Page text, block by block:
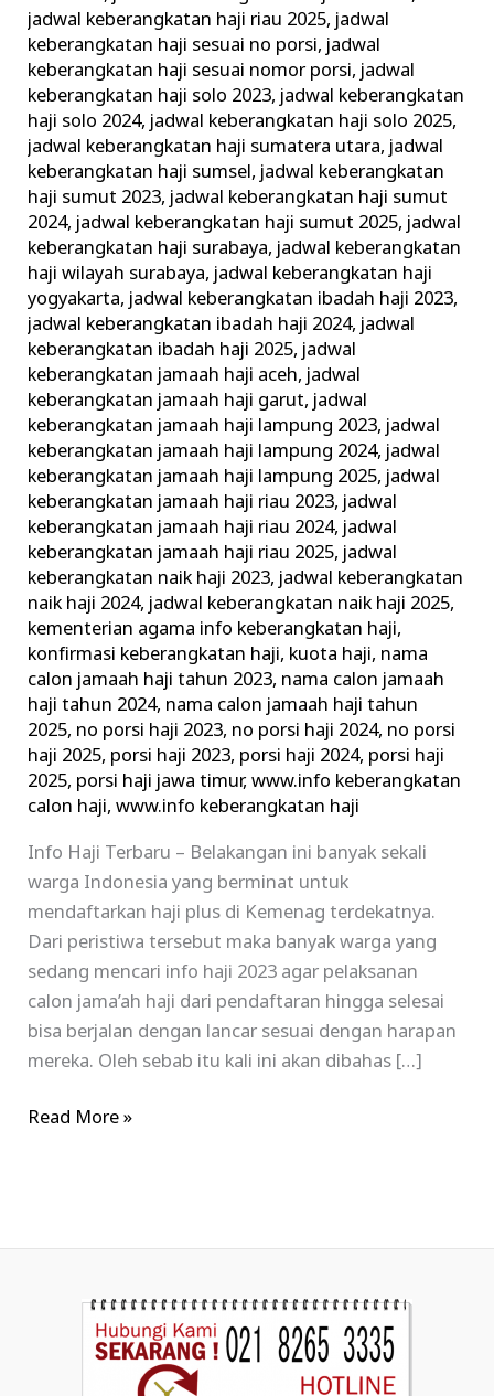
jadwal keberangkatan haji riau 2025, jadwal
keberangkatan haji sesuai no porsi, jadwal
keberangkatan haji sesuai nomor porsi, jadwal
keberangkatan haji solo 2023, jadwal keberangkatan
haji solo 2024, jadwal keberangkatan haji solo 2025,
jadwal keberangkatan haji sumatera utara, jadwal
keberangkatan haji sumsel, jadwal keberangkatan
haji sumut 2023, jadwal keberangkatan haji sumut
2024, jadwal keberangkatan haji sumut 2025, jadwal
keberangkatan haji surabaya, jadwal keberangkatan
haji wilayah surabaya, jadwal keberangkatan haji
yogyakarta, jadwal keberangkatan ibadah haji 2023,
jadwal keberangkatan ibadah haji 2024, jadwal
keberangkatan ibadah haji 2025, jadwal
keberangkatan jamaah haji aceh, jadwal
keberangkatan jamaah haji garut, jadwal
keberangkatan jamaah haji lampung 2023, jadwal
keberangkatan jamaah haji lampung 2024, jadwal
keberangkatan jamaah haji lampung 2025, jadwal
keberangkatan jamaah haji riau 2023, jadwal
keberangkatan jamaah haji riau 2024, jadwal
keberangkatan jamaah haji riau 2025, jadwal
keberangkatan naik haji 2023, jadwal keberangkatan
naik haji 2024, jadwal keberangkatan naik haji 2025,
kementerian agama info keberangkatan haji,
konfirmasi keberangkatan haji, kuota haji, nama
calon jamaah haji tahun 2023, nama calon jamaah
haji tahun 2024, nama calon jamaah haji tahun
2025, no porsi haji 2023, no porsi haji 2024, no porsi
haji 2025, porsi haji 2023, porsi haji 2024, porsi haji
2025, porsi haji jawa timur,www.info keberangkatan
calon haji,www.info keberangkatan haji
Info Haji Terbaru – Belakangan ini banyak sekali
warga Indonesia yang berminat untuk
mendaftarkan haji plus di Kemenag terdekatnya.
Dari peristiwa tersebut maka banyak warga yang
sedang mencari info haji 2023 agar pelaksanan
calon jama’ah haji dari pendaftaran hingga selesai
bisa berjalan dengan lancar sesuai dengan harapan
mereka. Oleh sebab itu kali ini akan dibahas […]
Read More »